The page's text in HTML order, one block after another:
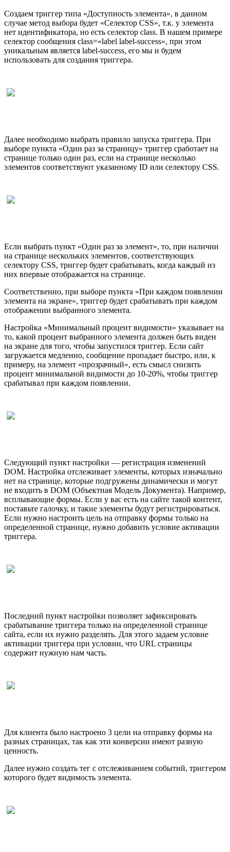
Создаем триггер типа «Доступность элемента», в данном
случае метод выбора будет «Селектор CSS», т.к. у элемента
нет идентификатора, но есть селектор class. В нашем примере
селектор сообщения class=«label label-success», при этом
уникальным является label-success, его мы и будем
использовать для создания триггера.
Далее необходимо выбрать правило запуска триггера. При
выборе пункта «Один раз за страницу» триггер сработает на
странице только один раз, если на странице несколько
элементов соответствуют указанному ID или селектору CSS.
Если выбрать пункт «Один раз за элемент», то, при наличии
на странице нескольких элементов, соответствующих
селектору CSS, триггер будет срабатывать, когда каждый из
них впервые отображается на странице.
Соответственно, при выборе пункта «При каждом появлении
элемента на экране», триггер будет срабатывать при каждом
отображении выбранного элемента.
Настройка «Минимальный процент видимости» указывает на
то, какой процент выбранного элемента должен быть виден
на экране для того, чтобы запустился триггер. Если сайт
загружается медленно, сообщение пропадает быстро, или, к
примеру, на элемент «прозрачный», есть смысл снизить
процент минимальной видимости до 10-20%, чтобы триггер
срабатывал при каждом появлении.
Следующий пункт настройки — регистрация изменений
DOM. Настройка отслеживает элементы, которых изначально
нет на странице, которые подгружены динамически и могут
не входить в DOM (Объектная Модель Документа). Например,
всплывающие формы. Если у вас есть на сайте такой контент,
поставьте галочку, и такие элементы будут регистрироваться.
Если нужно настроить цель на отправку формы только на
определенной странице, нужно добавить условие активации
триггера.
Последний пункт настройки позволяет зафиксировать
срабатывание триггера только на определенной странице
сайта, если их нужно разделять. Для этого задаем условие
активации триггера при условии, что URL страницы
содержит нужную нам часть.
Для клиента было настроено 3 цели на отправку формы на
разных страницах, так как эти конверсии имеют разную
ценность.
Далее нужно создать тег с отслеживанием событий, триггером
которого будет видимость элемента.